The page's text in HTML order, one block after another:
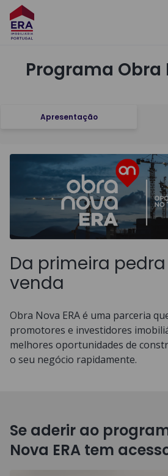
Programa Obra
Apresentação
Da primeira
venda
Obra Nova ERA é uma parceria
promotores e investidores
melhores oportunidades de
o seu negócio rapidamente.
Se aderir ao
Nova ERA tem